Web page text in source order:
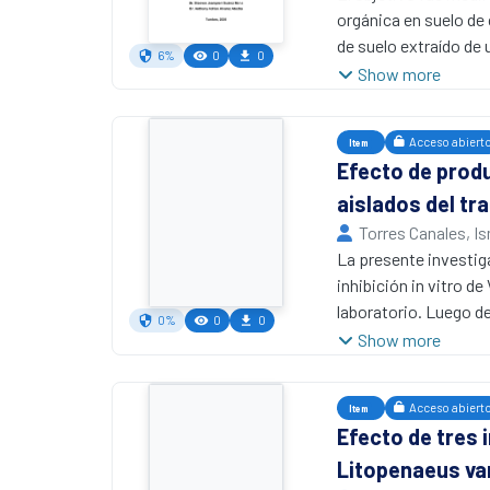
diferencias
que la dextrosa es
heterótrofas y
6% 0 0
orgánica en suelo
de suelo extraído de
cada balde
un control o testigo
estudio el
de celulasa y
obtuvo 8,76 ± 0,30
concluyó que el
cultivo de L.
Show more
0% 0 0
Item Acceso abierto
Efecto de
aislados del
Torres Canales,
La presente
inhibición in vitro de
laboratorio. Luego
extraer el
prueba de
láctico) y D (ácido
probióticos A
Show more
Item Acceso abierto
Efecto de tres
Litopenaeus